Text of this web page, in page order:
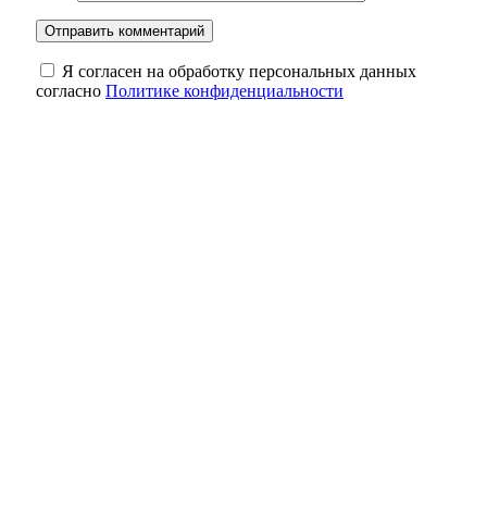
Я согласен на обработку персональных данных
согласно Политике конфиденциальности